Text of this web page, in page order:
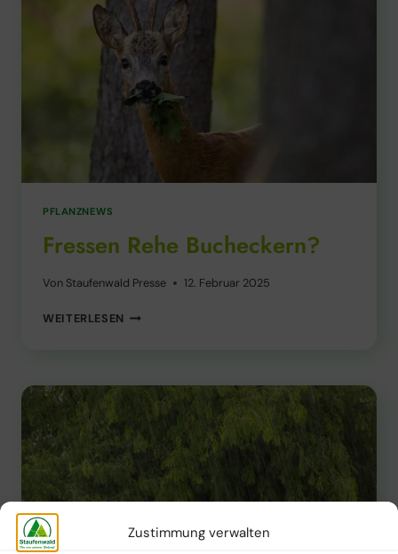
Zustimmung verwalten
PFLANZNEWS
Fressen Rehe Bucheckern?
Von Staufenwald Presse 12. Februar 2025
WEITERLESEN FRESSEN